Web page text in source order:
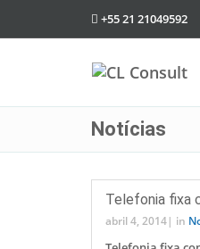
+55 21 21049592
Notícias
Telefonia fixa
abril 4, 2014| in